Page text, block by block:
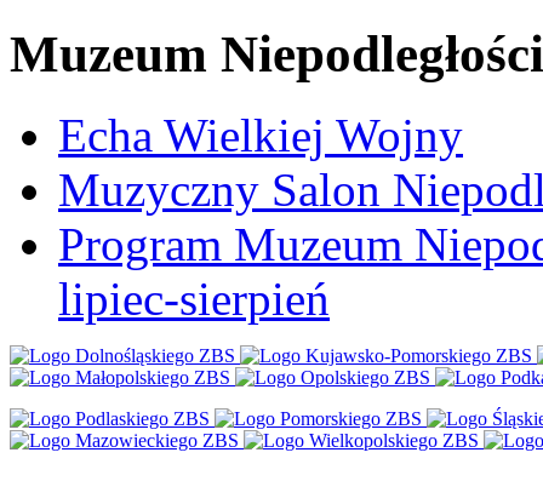
Muzeum Niepodległości
Echa Wielkiej Wojny
Muzyczny Salon
Program Muzeum
lipiec-sierpień